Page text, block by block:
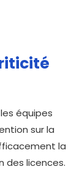
équipes
sur la
la
des licences.